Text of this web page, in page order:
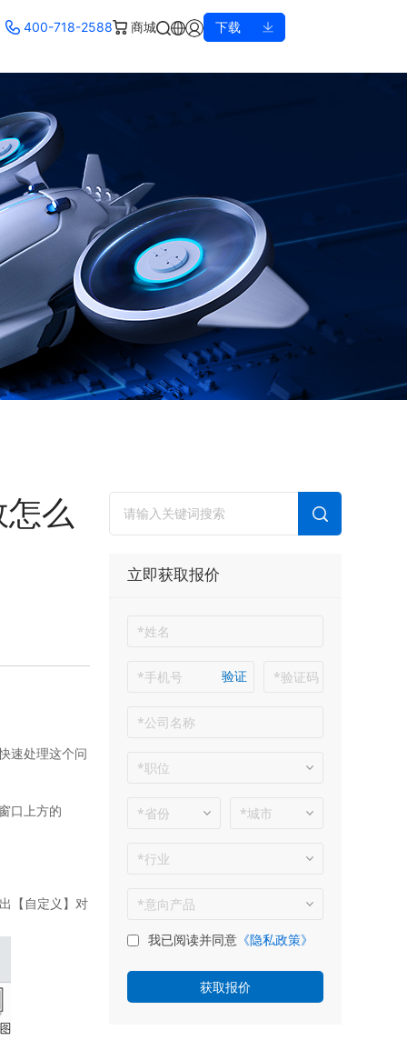
400-718-2588 商城 下载
么
速处理这个问
口上方的
【自定义】对
立即获取报价
验证
我已阅读并同意 《隐私政策》